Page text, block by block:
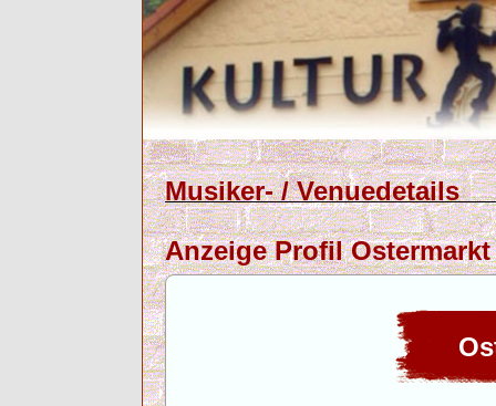
Musiker- / Venuedetails
Anzeige Profil Ostermarkt